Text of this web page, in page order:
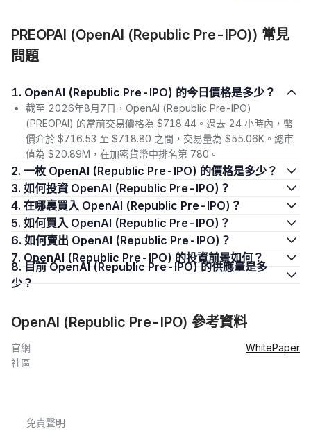
PREOPAI (OpenAI (Republic Pre-IPO)) 常見
問題
1. OpenAI (Republic Pre-IPO) 的今日價格是多少？
截至 2026年8月7日，OpenAI (Republic Pre-IPO)
(PREOPAI) 的當前交易價格為 $718.44。過去 24 小時內，幣
價介於 $716.53 至 $718.80 之間，交易量為 $55.06K。總市
值為 $20.89M，在加密貨幣中排名第 780。
2. 一枚 OpenAI (Republic Pre-IPO) 的價格是多少？
3. 如何投資 OpenAI (Republic Pre-IPO)？
4. 在哪裏買入 OpenAI (Republic Pre-IPO)？
5. 如何買入 OpenAI (Republic Pre-IPO)？
6. 如何賣出 OpenAI (Republic Pre-IPO)？
7. OpenAI (Republic Pre-IPO) 的投資前景如何？
8. 目前 OpenAI (Republic Pre-IPO) 的供應量是多
少？
OpenAI (Republic Pre-IPO) 參考資料
官網
WhitePaper
社區
免責聲明